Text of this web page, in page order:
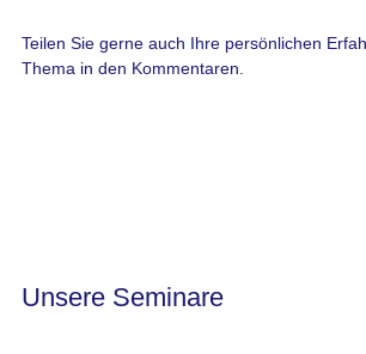
Teilen Sie gerne auch Ihre persönlichen
Thema in den Kommentaren.
Unsere Seminare